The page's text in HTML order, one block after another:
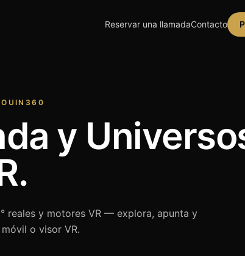
Reservar una llamadaContacto
y
reales y motores VR — explora, apunta y
o visor VR.